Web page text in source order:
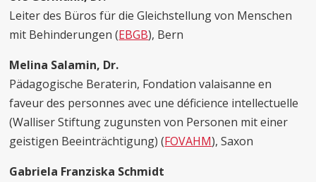
Leiter des Büros für die Gleichstellung von Menschen
mit Behinderungen (EBGB), Bern
Melina Salamin, Dr.
Pädagogische Beraterin, Fondation valaisanne en
faveur des personnes avec une déficience intellectuelle
(Walliser Stiftung zugunsten von Personen mit einer
geistigen Beeinträchtigung) (FOVAHM), Saxon
Gabriela Franziska Schmidt